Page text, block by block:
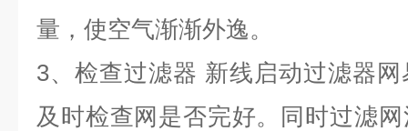
量，使空气渐渐外逸。
3、检查过滤器 新线启动过滤器
及时检查网是否完好。同时过滤